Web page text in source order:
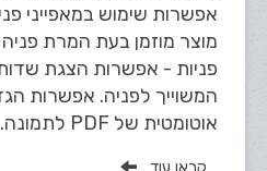
אפשרות שימוש במאפייני
מוצר מוזמן בעת המרת
פניות - אפשרות הצגת
המשוייך לפניה. אפשרות
אוטומטית של PDF לתמונה...